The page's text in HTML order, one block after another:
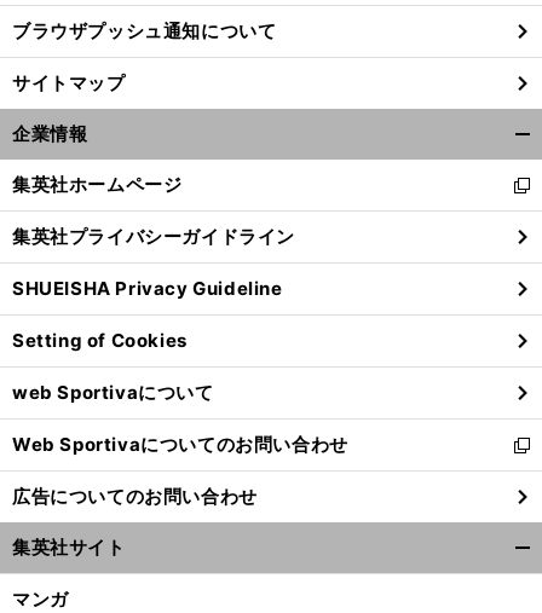
ブラウザプッシュ通知について
サイトマップ
企業情報
閉
る
集英社ホームページ
新
し
い
ウ
ィ
ン
ド
ウ
で
開
く
集英社プライバシーガイドライン
SHUEISHA Privacy Guideline
Setting of Cookies
web Sportivaについて
Web Sportivaについてのお問い合わせ
新
し
い
ウ
ィ
ン
広告についてのお問い合わせ
集英社サイト
マンガ